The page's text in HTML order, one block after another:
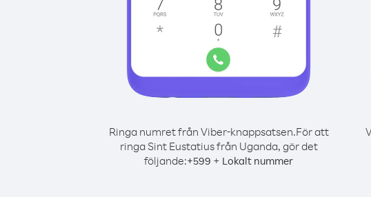
Ringa numret från Viber-knappsatsen.För att
ringa Sint Eustatius från Uganda, gör det
följande:+599 + Lokalt nummer